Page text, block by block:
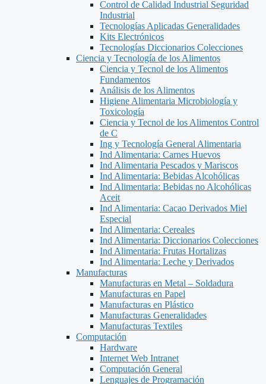
Control de Calidad Industrial Seguridad
Industrial
Tecnologías Aplicadas Generalidades
Kits Electrónicos
Tecnologías Diccionarios Colecciones
Ciencia y Tecnología de los Alimentos
Ciencia y Tecnol de los Alimentos
Fundamentos
Análisis de los Alimentos
Higiene Alimentaria Microbiología y
Toxicología
Ciencia y Tecnol de los Alimentos Control
de C
Ing y Tecnología General Alimentaria
Ind Alimentaria: Carnes Huevos
Ind Alimentaria Pescados y Mariscos
Ind Alimentaria: Bebidas Alcohólicas
Ind Alimentaria: Bebidas no Alcohólicas
Aceit
Ind Alimentaria: Cacao Derivados Miel
Especial
Ind Alimentaria: Cereales
Ind Alimentaria: Diccionarios Colecciones
Ind Alimentaria: Frutas Hortalizas
Ind Alimentaria: Leche y Derivados
Manufacturas
Manufacturas en Metal – Soldadura
Manufacturas en Papel
Manufacturas en Plástico
Manufacturas Generalidades
Manufacturas Textiles
Computación
Hardware
Internet Web Intranet
Computación General
Lenguajes de Programación